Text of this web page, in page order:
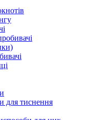
для тиснення